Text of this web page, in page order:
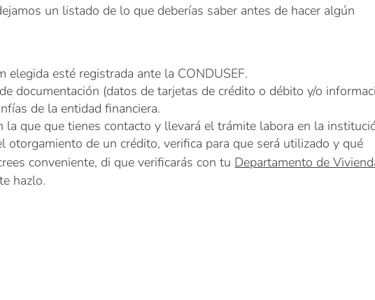
un listado de lo que deberías saber antes de hacer algún
elegida esté registrada ante la CONDUSEF.
documentación (datos de tarjetas de crédito o débito y/o
de la entidad financiera.
la que que tienes contacto y llevará el trámite labora en la
otorgamiento de un crédito, verifica para que será utilizado y qué
conveniente, di que verificarás con tu Departamento de
hazlo.